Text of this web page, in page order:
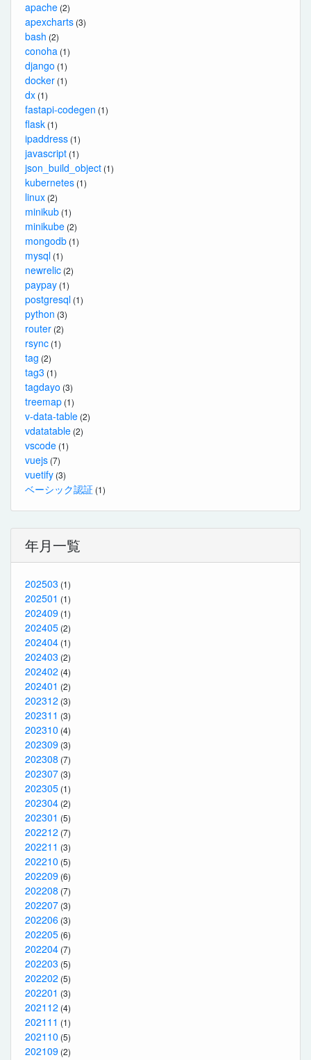
apache (2)
apexcharts (3)
bash (2)
conoha (1)
django (1)
docker (1)
dx (1)
fastapi-codegen (1)
flask (1)
ipaddress (1)
javascript (1)
json_build_object (1)
kubernetes (1)
linux (2)
minikub (1)
minikube (2)
mongodb (1)
mysql (1)
newrelic (2)
paypay (1)
postgresql (1)
python (3)
router (2)
rsync (1)
tag (2)
tag3 (1)
tagdayo (3)
treemap (1)
v-data-table (2)
vdatatable (2)
vscode (1)
vuejs (7)
vuetify (3)
ベーシック認証 (1)
年月一覧
202503 (1)
202501 (1)
202409 (1)
202405 (2)
202404 (1)
202403 (2)
202402 (4)
202401 (2)
202312 (3)
202311 (3)
202310 (4)
202309 (3)
202308 (7)
202307 (3)
202305 (1)
202304 (2)
202301 (5)
202212 (7)
202211 (3)
202210 (5)
202209 (6)
202208 (7)
202207 (3)
202206 (3)
202205 (6)
202204 (7)
202203 (5)
202202 (5)
202201 (3)
202112 (4)
202111 (1)
202110 (5)
202109 (2)